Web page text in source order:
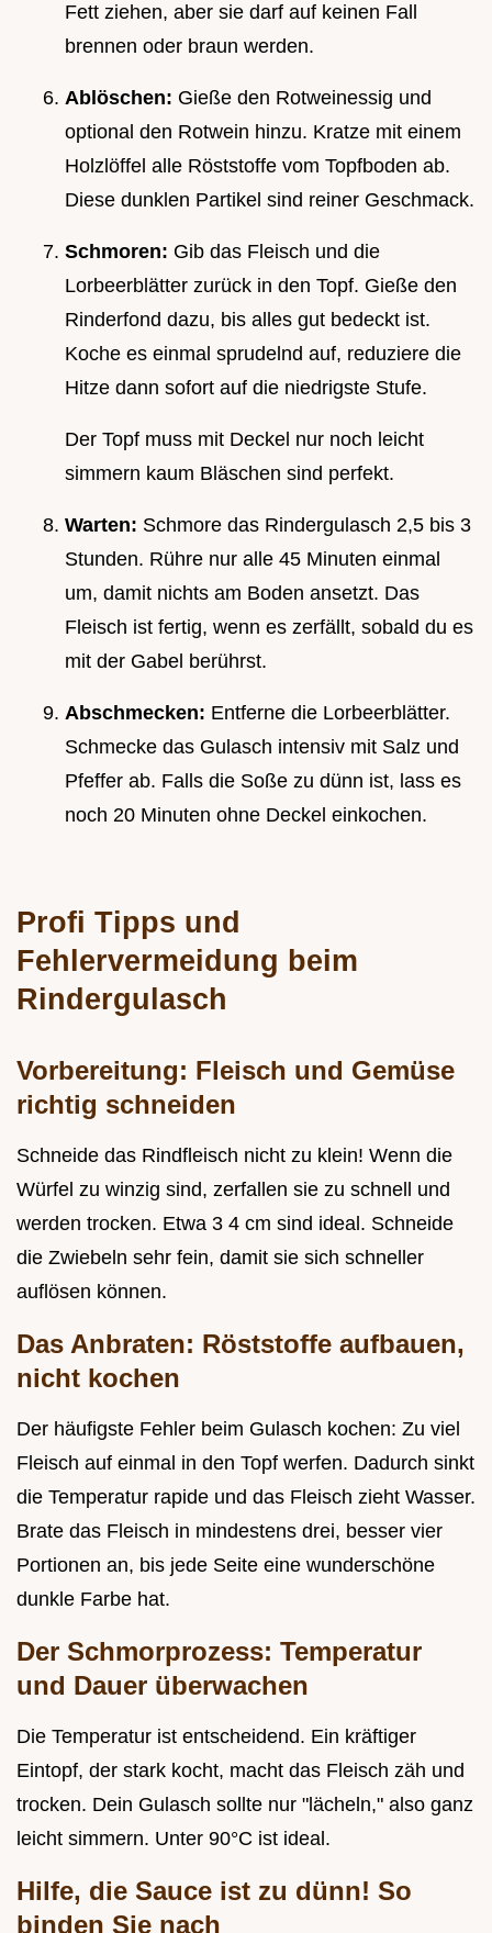
Fett ziehen, aber sie darf auf keinen Fall
brennen oder braun werden.
Ablöschen: Gieße den Rotweinessig und
optional den Rotwein hinzu. Kratze mit einem
Holzlöffel alle Röststoffe vom Topfboden ab.
Diese dunklen Partikel sind reiner Geschmack.
Schmoren: Gib das Fleisch und die
Lorbeerblätter zurück in den Topf. Gieße den
Rinderfond dazu, bis alles gut bedeckt ist.
Koche es einmal sprudelnd auf, reduziere die
Hitze dann sofort auf die niedrigste Stufe.
Der Topf muss mit Deckel nur noch leicht
simmern kaum Bläschen sind perfekt.
Warten: Schmore das Rindergulasch 2,5 bis 3
Stunden. Rühre nur alle 45 Minuten einmal
um, damit nichts am Boden ansetzt. Das
Fleisch ist fertig, wenn es zerfällt, sobald du es
mit der Gabel berührst.
Abschmecken: Entferne die Lorbeerblätter.
Schmecke das Gulasch intensiv mit Salz und
Pfeffer ab. Falls die Soße zu dünn ist, lass es
noch 20 Minuten ohne Deckel einkochen.
Profi Tipps und
Fehlervermeidung beim
Rindergulasch
Vorbereitung: Fleisch und Gemüse
richtig schneiden
Schneide das Rindfleisch nicht zu klein! Wenn die
Würfel zu winzig sind, zerfallen sie zu schnell und
werden trocken. Etwa 3 4 cm sind ideal. Schneide
die Zwiebeln sehr fein, damit sie sich schneller
auflösen können.
Das Anbraten: Röststoffe aufbauen,
nicht kochen
Der häufigste Fehler beim Gulasch kochen: Zu viel
Fleisch auf einmal in den Topf werfen. Dadurch sinkt
die Temperatur rapide und das Fleisch zieht Wasser.
Brate das Fleisch in mindestens drei, besser vier
Portionen an, bis jede Seite eine wunderschöne
dunkle Farbe hat.
Der Schmorprozess: Temperatur
und Dauer überwachen
Die Temperatur ist entscheidend. Ein kräftiger
Eintopf, der stark kocht, macht das Fleisch zäh und
trocken. Dein Gulasch sollte nur "lächeln," also ganz
leicht simmern. Unter 90°C ist ideal.
Hilfe, die Sauce ist zu dünn! So
binden Sie nach